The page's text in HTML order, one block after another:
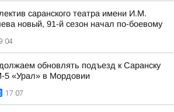
саранского театра имени И.М.
новый, 91-й сезон начал по-боевому
обновлять подъезд к Саранску
5 «Урал» в Мордовии
17:07